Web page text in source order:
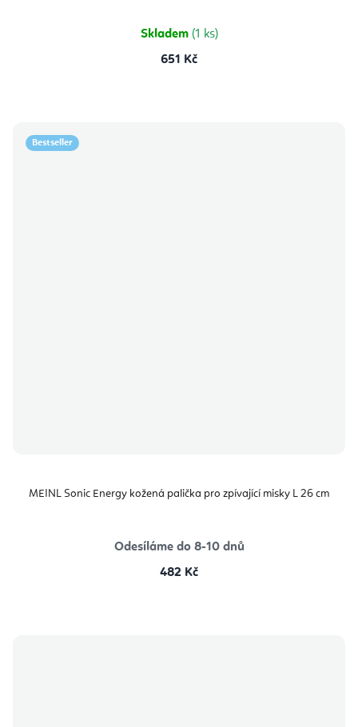
Skladem (1 ks)
651 Kč
Bestseller
MEINL Sonic Energy kožená palička pro zpívající misky L 26 cm
Odesíláme do 8-10 dnů
482 Kč